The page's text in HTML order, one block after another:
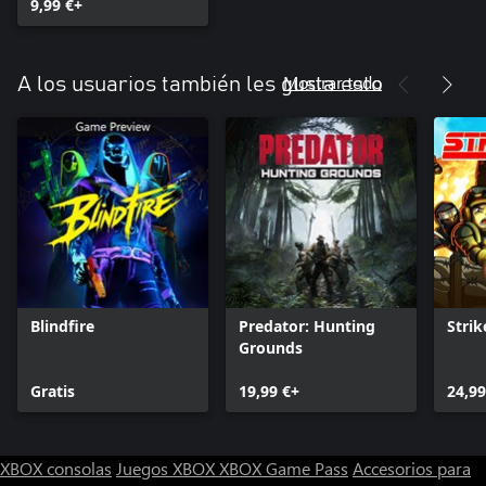
Tres cajas te divertirás con un explosivo juego.
tiene preparados, concursante!
Consulta más detalles sobre el estado del juego y sobre cómo
enviar comentarios e informar de errores en www.theculling.com.
9,99 €+
A los usuarios también les gusta esto
Mostrar todo
Blindfire
Gratis
Predator: Hunting
Grounds
19,99 €+
XBOX consolas Juegos XBOXXBOX Game Pass Accesorios para